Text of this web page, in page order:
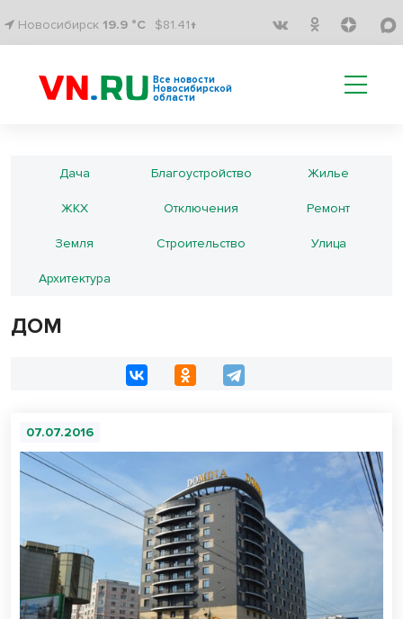
Новосибирск 19.9 °C $81.41↑
Все новости
Новосибирской
области
Дача Благоустройство Жилье
ЖКХ Отключения Ремонт
Земля Строительство Улица
Архитектура
ДОМ
07.07.2016